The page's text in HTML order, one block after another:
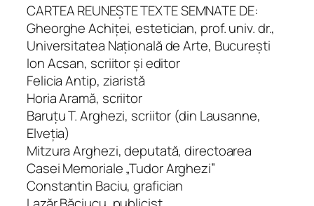
CARTEA REUNEŞTE TEXTE SEMNATE DE:
Gheorghe Achiţei, estetician, prof. univ. dr.,
Universitatea Naţio­na­lă de Arte, Bucu­reşti
Ion Acsan, scriitor şi editor
Felicia Antip, ziaristă
Horia Aramă, scriitor
Baruţu T. Arghezi, scriitor (din Lausanne,
Elveţia)
Mitzura Arghezi, deputată, directoarea
Casei Memoriale „Tudor Arghezi”
Constantin Baciu, grafician